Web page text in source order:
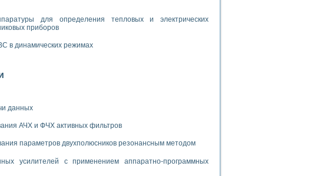
гидрогенизированного карбида кремния (A-SIC:H)
при пуске
диаграммы направленности
колледжах
подготовки инженеров-неэлектриков
приборных комплексов» на основе Multisim
для определения тепловых и электрических
приборов
в динамических режимах
данных
АЧХ и ФЧХ активных фильтров
параметров двухполюсников резонансным методом
усилителей с применением аппаратно-программных